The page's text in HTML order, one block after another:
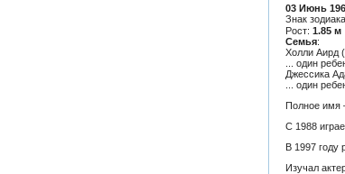
03 Июнь
Знак
Рост: 1.85 м
Семья:
Холли Аирд
... один
Джессика
... один
Полное имя
С 1988
В 1997 году
Изучал